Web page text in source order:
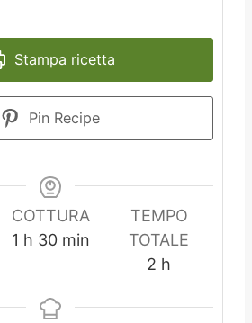
Stampa ricetta
Pin Recipe
COTTURA
1 oh 30m
u
min
TEMPO
TOTALE
2 o
e
h